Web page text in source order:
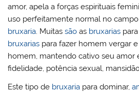
amor, apela a forças espirituais
uso perfeitamente normal no
bruxaria. Muitassão as bruxarias
bruxarias para fazer homem vergar e
homem, mantendo cativo seu amor
fidelidade, potência sexual,
Este tipo de bruxaria para dominar,